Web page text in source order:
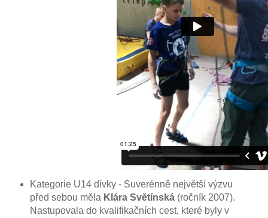
Kategorie U14 dívky - Suverénně největší výzvu
před sebou měla Klára Světínská(ročník 2007).
Nastupovala do kvalifikačních cest, které byly v